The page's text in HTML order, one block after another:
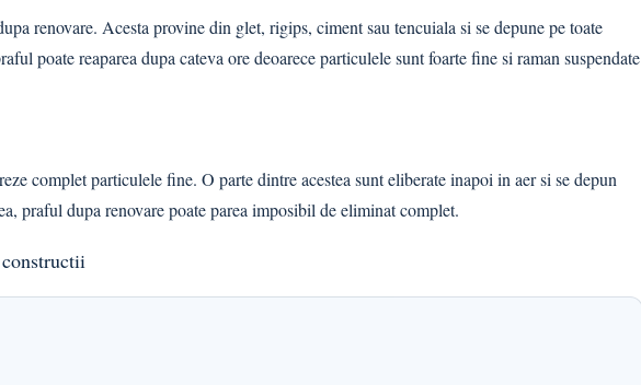
renovare. Acesta provine din glet, rigips, ciment sau tencuiala si se depune pe toate
poate reaparea dupa cateva ore deoarece particulele sunt foarte fine si raman suspendate
complet particulele fine. O parte dintre acestea sunt eliberate inapoi in aer si se depun
praful dupa renovare poate parea imposibil de eliminat complet.